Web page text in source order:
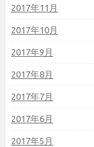
2017年11月
2017年10月
2017年9月
2017年8月
2017年7月
2017年6月
2017年5月